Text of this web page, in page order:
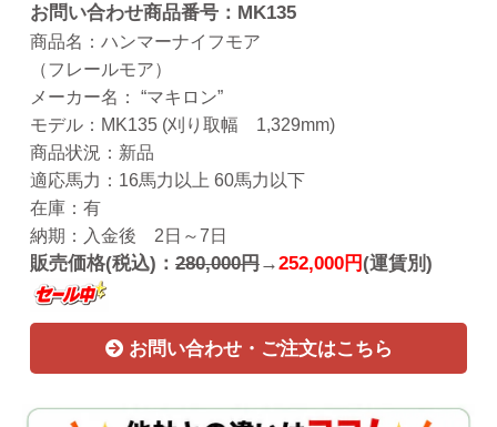
お問い合わせ商品番号：MK135
商品名：ハンマーナイフモア
（フレールモア）
メーカー名： “マキロン”
モデル：MK135 (刈り取幅 1,329mm)
商品状況：新品
適応馬力：16馬力以上 60馬力以下
在庫：有
納期：入金後 2日～7日
販売価格(税込)： 280,000円→252,000円 (運賃別)
お問い合わせ・ご注文はこちら